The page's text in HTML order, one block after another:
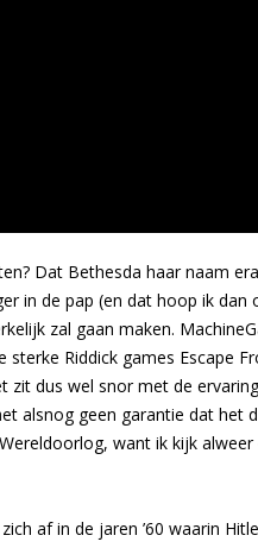
Dat Bethesda haar naam
in de pap (en dat hoop ik dan
zal gaan maken.
Riddick games Escape
zit dus wel snor met de
alsnog geen garantie dat het
want ik kijk
af in de jaren ’60 waarin